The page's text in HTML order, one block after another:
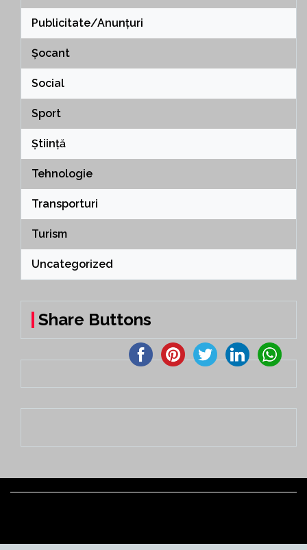
Publicitate/Anunțuri
Șocant
Social
Sport
Știință
Tehnologie
Transporturi
Turism
Uncategorized
Share Buttons